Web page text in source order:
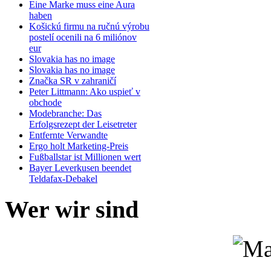
Eine Marke muss eine Aura
haben
Košickú firmu na ručnú výrobu
postelí ocenili na 6 miliónov
eur
Slovakia has no image
Slovakia has no image
Značka SR v zahraničí
Peter Littmann: Ako uspieť v
obchode
Modebranche: Das
Erfolgsrezept der Leisetreter
Entfernte Verwandte
Ergo holt Marketing-Preis
Fußballstar ist Millionen wert
Bayer Leverkusen beendet
Teldafax-Debakel
Wer wir sind